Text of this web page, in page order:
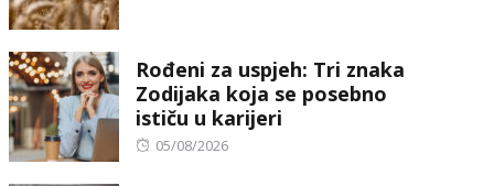
Rođeni za uspjeh: Tri znaka
Zodijaka koja se posebno
ističu u karijeri
Posted
05/08/2026